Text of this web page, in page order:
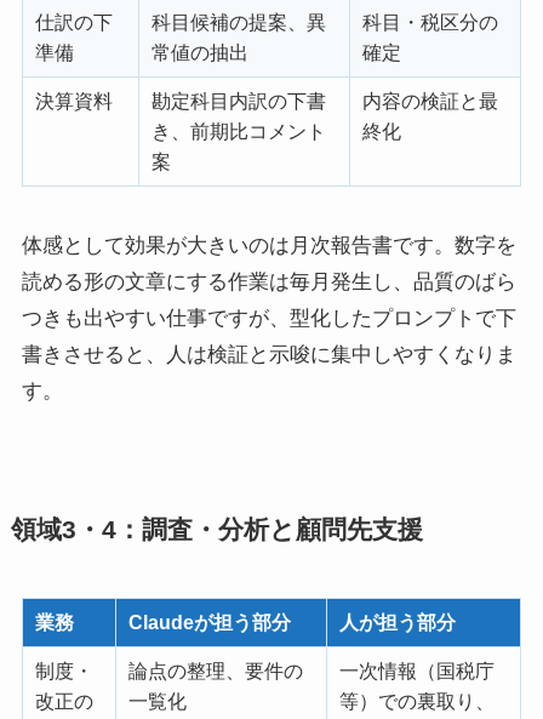
仕訳の下
準備
科目候補の提案、異
常値の抽出
科目・税区分の
確定
決算資料
勘定科目内訳の下書
き、前期比コメント
案
内容の検証と最
終化
体感として効果が大きいのは月次報告書です。数字を
読める形の文章にする作業は毎月発生し、品質のばら
つきも出やすい仕事ですが、型化したプロンプトで下
書きさせると、人は検証と示唆に集中しやすくなりま
す。
領域3・4：調査・分析と顧問先支援
業務 Claudeが担う部分 人が担う部分
制度・
改正の
論点の整理、要件の
一覧化
一次情報（国税庁
等）での裏取り、